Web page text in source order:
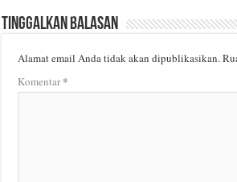
Tinggalkan Balasan
Alamat email Anda tidak akan dipublikasikan.
Komentar*